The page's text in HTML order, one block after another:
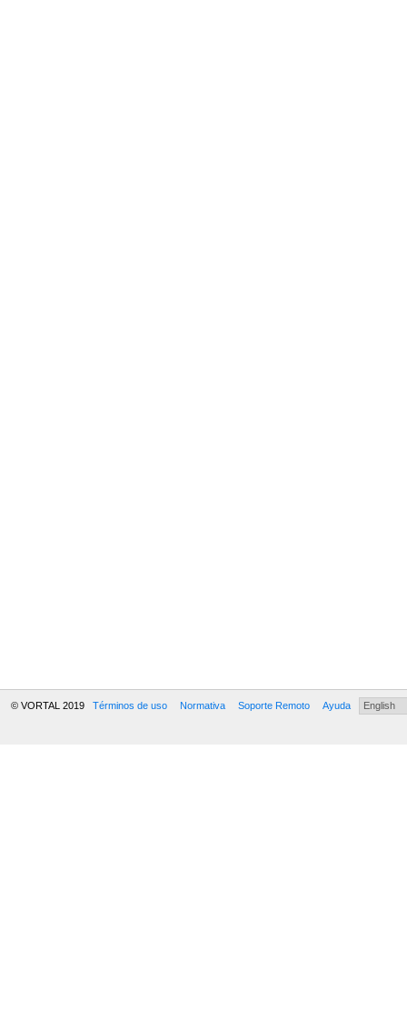
© VORTAL 2019 Términos de uso Normativa Soporte Remoto Ayuda